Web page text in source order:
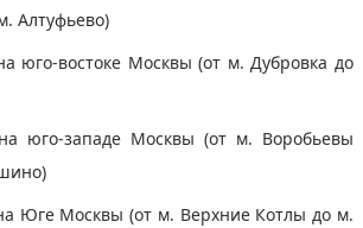
Алтуфьево)
юго-востоке Москвы (от м. Дубровка до
юго-западе Москвы (от м. Воробьевы
Юге Москвы (от м. Верхние Котлы до м.